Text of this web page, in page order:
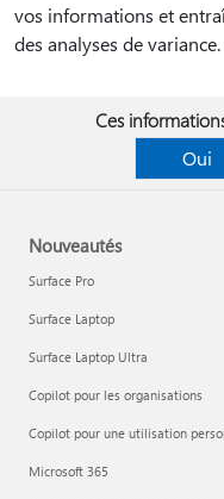
vos informations et
des analyses de variance.
Ces
Oui
Nouveautés
Surface Pro
Surface Laptop
Surface Laptop Ultra
Copilot pour les organisations
Copilot pour une utilisation
Microsoft 365